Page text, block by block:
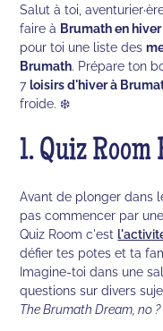
Salut à toi,
faire à Brumath en hiver
pour toi une liste des
Brumath. Prépare ton
7loisirs d'hiver à
froide. ❄️
1. Quiz
Avant de plonger dans
pas commencer par
Quiz Room c'est
défier tes potes et ta
Imagine-toi dans une
questions sur divers
The Brumath Dream, no ?